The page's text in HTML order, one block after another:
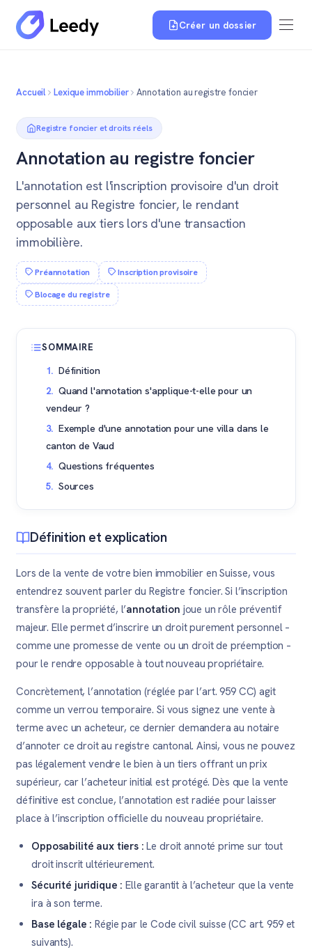
Créer un dossier
Accueil Lexique immobilier Annotation au registre foncier
Registre foncier et droits réels
Annotation au registre foncier
L'annotation est l'inscription provisoire d'un droit
personnel au Registre foncier, le rendant
opposable aux tiers lors d'une transaction
immobilière.
Préannotation
Inscription provisoire
Blocage du registre
SOMMAIRE
Définition
Quand l'annotation s'applique-t-elle pour un
vendeur ?
Exemple d'une annotation pour une villa dans le
canton de Vaud
Questions fréquentes
Sources
Définition et explication
Lors de la vente de votre bien immobilier en Suisse, vous
entendrez souvent parler du Registre foncier. Si l’inscription
transfère la propriété, l’annotation joue un rôle préventif
majeur. Elle permet d’inscrire un droit purement personnel –
comme une promesse de vente ou un droit de préemption –
pour le rendre opposable à tout nouveau propriétaire.
Concrètement, l’annotation (réglée par l’art. 959 CC) agit
comme un verrou temporaire. Si vous signez une vente à
terme avec un acheteur, ce dernier demandera au notaire
d’annoter ce droit au registre cantonal. Ainsi, vous ne pouvez
pas légalement vendre le bien à un tiers offrant un prix
supérieur, car l’acheteur initial est protégé. Dès que la vente
définitive est conclue, l’annotation est radiée pour laisser
place à l’inscription officielle du nouveau propriétaire.
Opposabilité aux tiers : Le droit annoté prime sur tout
droit inscrit ultérieurement.
Sécurité juridique : Elle garantit à l’acheteur que la vente
ira à son terme.
Base légale : Régie par le Code civil suisse (CC art. 959 et
suivants).